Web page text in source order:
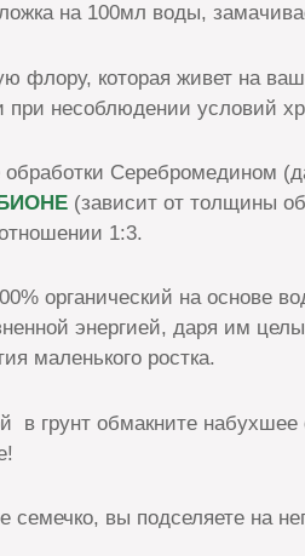
на 100мл воды,
флору, которая живет на
при несоблюдении условий
Серебромедином
(зависит от толщины
1:3.
органический на основе
энергией, даря им
маленького ростка.
в грунт обмакните набухшее
вы подселяете на